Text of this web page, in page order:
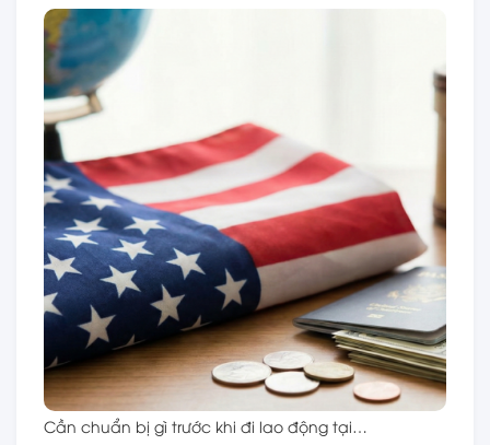
Cần chuẩn bị gì trước khi đi lao động tại…